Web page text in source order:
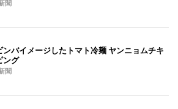
聞
ンバイメージしたトマト冷麺 ヤンニョムチキ
ング
聞